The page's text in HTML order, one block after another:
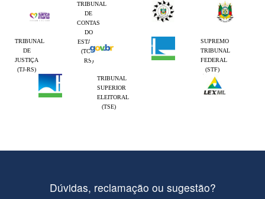
TRIBUNAL
DE
CONTAS
DO
ESTADO
(TCE-
RS)
TRIBUNAL
DE
JUSTIÇA
(TJ-RS)
SUPREMO
TRIBUNAL
FEDERAL
(STF)
TRIBUNAL
SUPERIOR
ELEITORAL
(TSE)
Dúvidas, reclamação ou sugestão?